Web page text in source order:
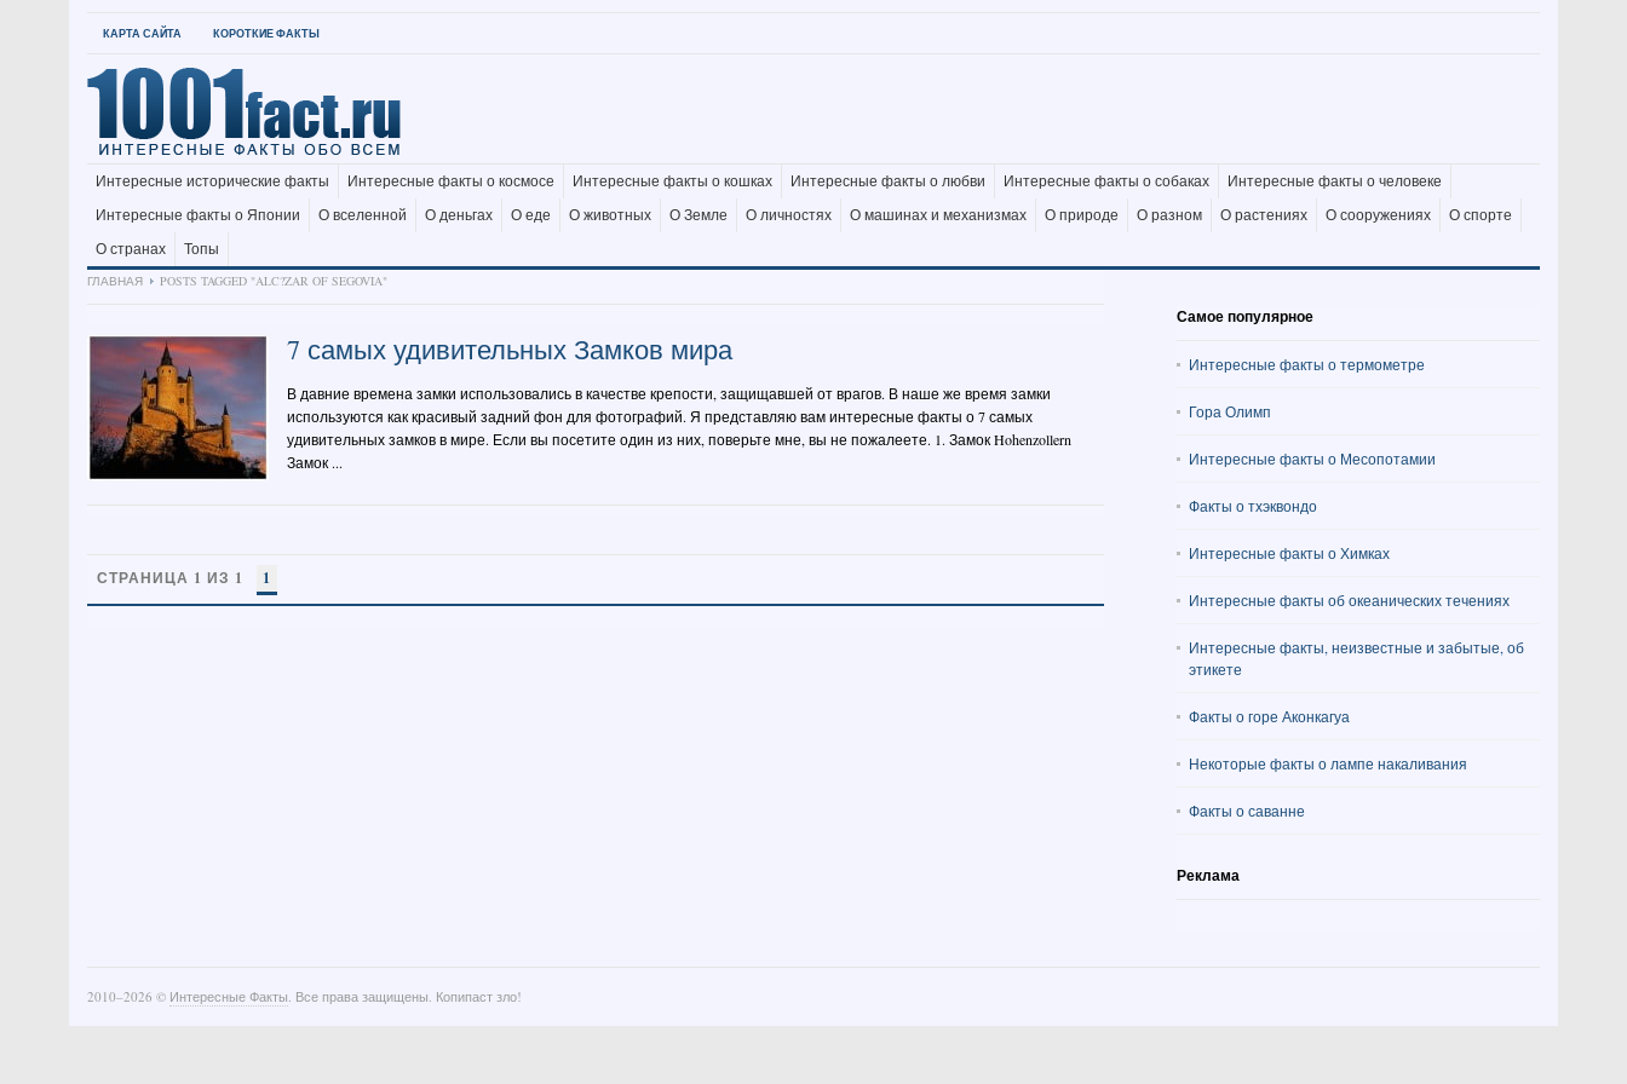
КАРТА САЙТА КОРОТКИЕ ФАКТЫ
Интересные исторические факты Интересные факты о космосе Интересные факты о кошках Интересные факты о любви Интересные факты о собаках
Интересные факты о человеке
Интересные факты о Японии
О вселенной О деньгах О еде О животных О Земле О личностях О машинах и механизмах О природе О разном О растениях О сооружениях
О спорте
О странах
Топы
ГЛАВНАЯ
POSTS TAGGED "ALC?ZAR OF SEGOVIA"
7 самых удивительных Замков мира
В давние времена замки использовались в качестве крепости, защищавшей от врагов. В наше же время замки
используются как красивый задний фон для фотографий. Я представляю вам интересные факты о 7 самых
удивительных замков в мире. Если вы посетите один из них, поверьте мне, вы не пожалеете. 1. Замок Hohenzollern
Замок ...
СТРАНИЦА 1 ИЗ 1 1
Самое популярное
Интересные факты о термометре
Гора Олимп
Интересные факты о Месопотамии
Факты о тхэквондо
Интересные факты о Химках
Интересные факты об океанических течениях
Интересные факты, неизвестные и забытые, об
этикете
Факты о горе Аконкагуа
Некоторые факты о лампе накаливания
Факты о саванне
Реклама
2010–2026 © Интересные Факты. Все права защищены. Копипаст зло!